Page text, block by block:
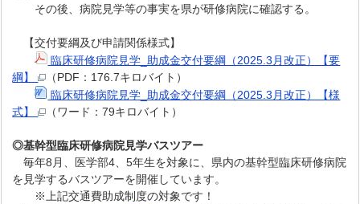
その後、病院見学等の事実を県が研修病院に確認する。
【交付要綱及び申請関係様式】
臨床研修病院見学_助成金交付要綱（2025.3月改正）【要
綱】
（PDF：176.7キロバイト）
臨床研修病院見学_助成金交付要綱（2025.3月改正）【様
式】
（ワード：79キロバイト）
◎基幹型臨床研修病院見学バスツアー
毎年8月、医学部4、5年生を対象に、県内の基幹型臨床研修病院
を見学するバスツアーを開催しています。
※上記交通費助成制度の対象です！